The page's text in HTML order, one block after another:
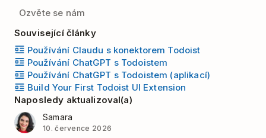
Ozvěte se nám
Související články
Používání Claudu s konektorem Todoist
Používání ChatGPT s Todoistem
Používání ChatGPT s Todoistem (aplikací)
Build Your First Todoist UI Extension
Naposledy aktualizoval(a)
Samara
10. července 2026